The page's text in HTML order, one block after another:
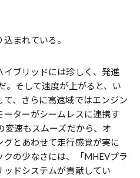
まれている。
イブリッドには珍しく、発進
。そして速度が上がると、い
、さらに高速域ではエンジン
ターがシームレスに連携す
変速もスムーズだから、オ
とあわせて走行感覚が実に
の少なさには、「MHEVプラ
ドシステムが貢献してい